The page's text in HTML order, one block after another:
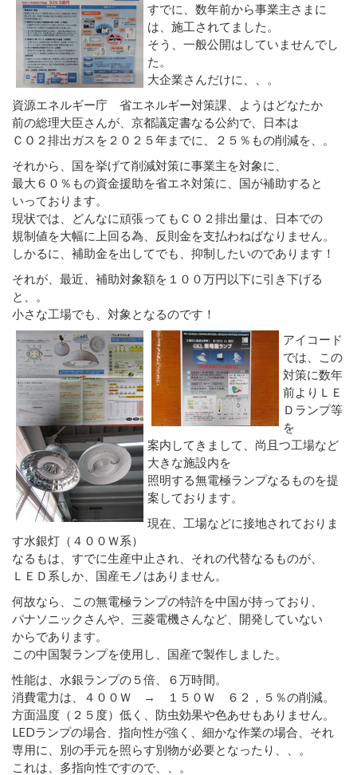
すでに、数年前から事業主さまに
は、施工されてました。
そう、一般公開はしていませんでし
た。
大企業さんだけに、、。
資源エネルギー庁 省エネルギー対策課、ようはどなたか
前の総理大臣さんが、京都議定書なる公約で、日本は
ＣＯ２排出ガスを２０２５年までに、２５％もの削減を、。
それから、国を挙げて削減対策に事業主を対象に、
最大６０％もの資金援助を省エネ対策に、国が補助すると
いっております。
現状では、どんなに頑張ってもＣＯ２排出量は、日本での
規制値を大幅に上回る為、反則金を支払わねばなりません。
しかるに、補助金を出してでも、抑制したいのであります！
それが、最近、補助対象額を１００万円以下に引き下げる
と、。
小さな工場でも、対象となるのです！
アイコード
では、この
対策に数年
前よりＬＥ
Ｄランプ等
を
案内してきまして、尚且つ工場など
大きな施設内を
照明する無電極ランプなるものを提
案しております。
現在、工場などに接地されておりま
す水銀灯（４００Ｗ系）
なるもは、すでに生産中止され、それの代替なるものが、
ＬＥＤ系しか、国産モノはありません。
何故なら、この無電極ランプの特許を中国が持っており、
パナソニックさんや、三菱電機さんなど、開発していない
からであります。
この中国製ランプを使用し、国産で製作しました。
性能は、水銀ランプの５倍、６万時間。
消費電力は、４００Ｗ → １５０Ｗ ６２，５％の削減。
方面温度（２５度）低く、防虫効果や色あせもありません。
LEDランプの場合、指向性が強く、細かな作業の場合、それ
専用に、別の手元を照らす別物が必要となったり、、。
これは、多指向性ですので、、。